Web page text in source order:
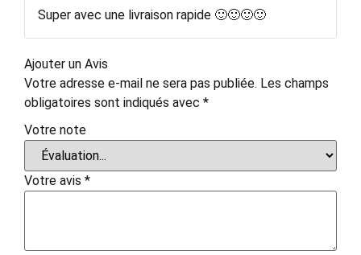
Super avec une livraison rapide 🙂🙂🙂🙂
Ajouter un Avis
Votre adresse e-mail ne sera pas publiée. Les champs
obligatoires sont indiqués avec *
Votre note
Votre avis *